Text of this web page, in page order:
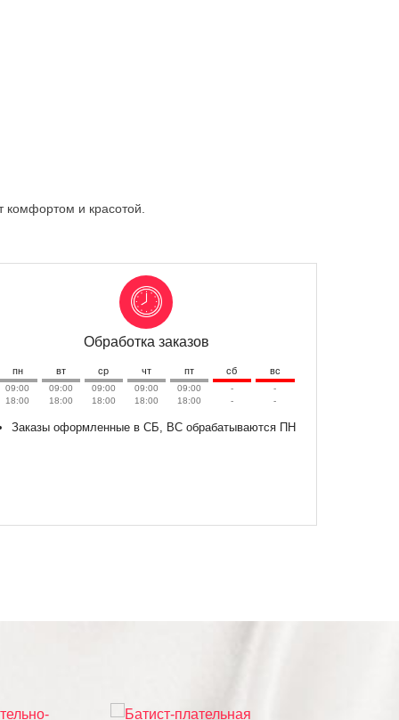
комфортом и красотой.
Обработка заказов
пн вт ср чт пт сб вс
09:00
18:00
09:00
18:00
09:00
18:00
09:00
18:00
09:00
18:00
-
-
-
-
Заказы оформленные в СБ, ВС обрабатываются ПН